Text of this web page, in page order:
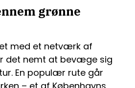
grønne
med et netværk af
det nemt at bevæge sig
En populær rute går